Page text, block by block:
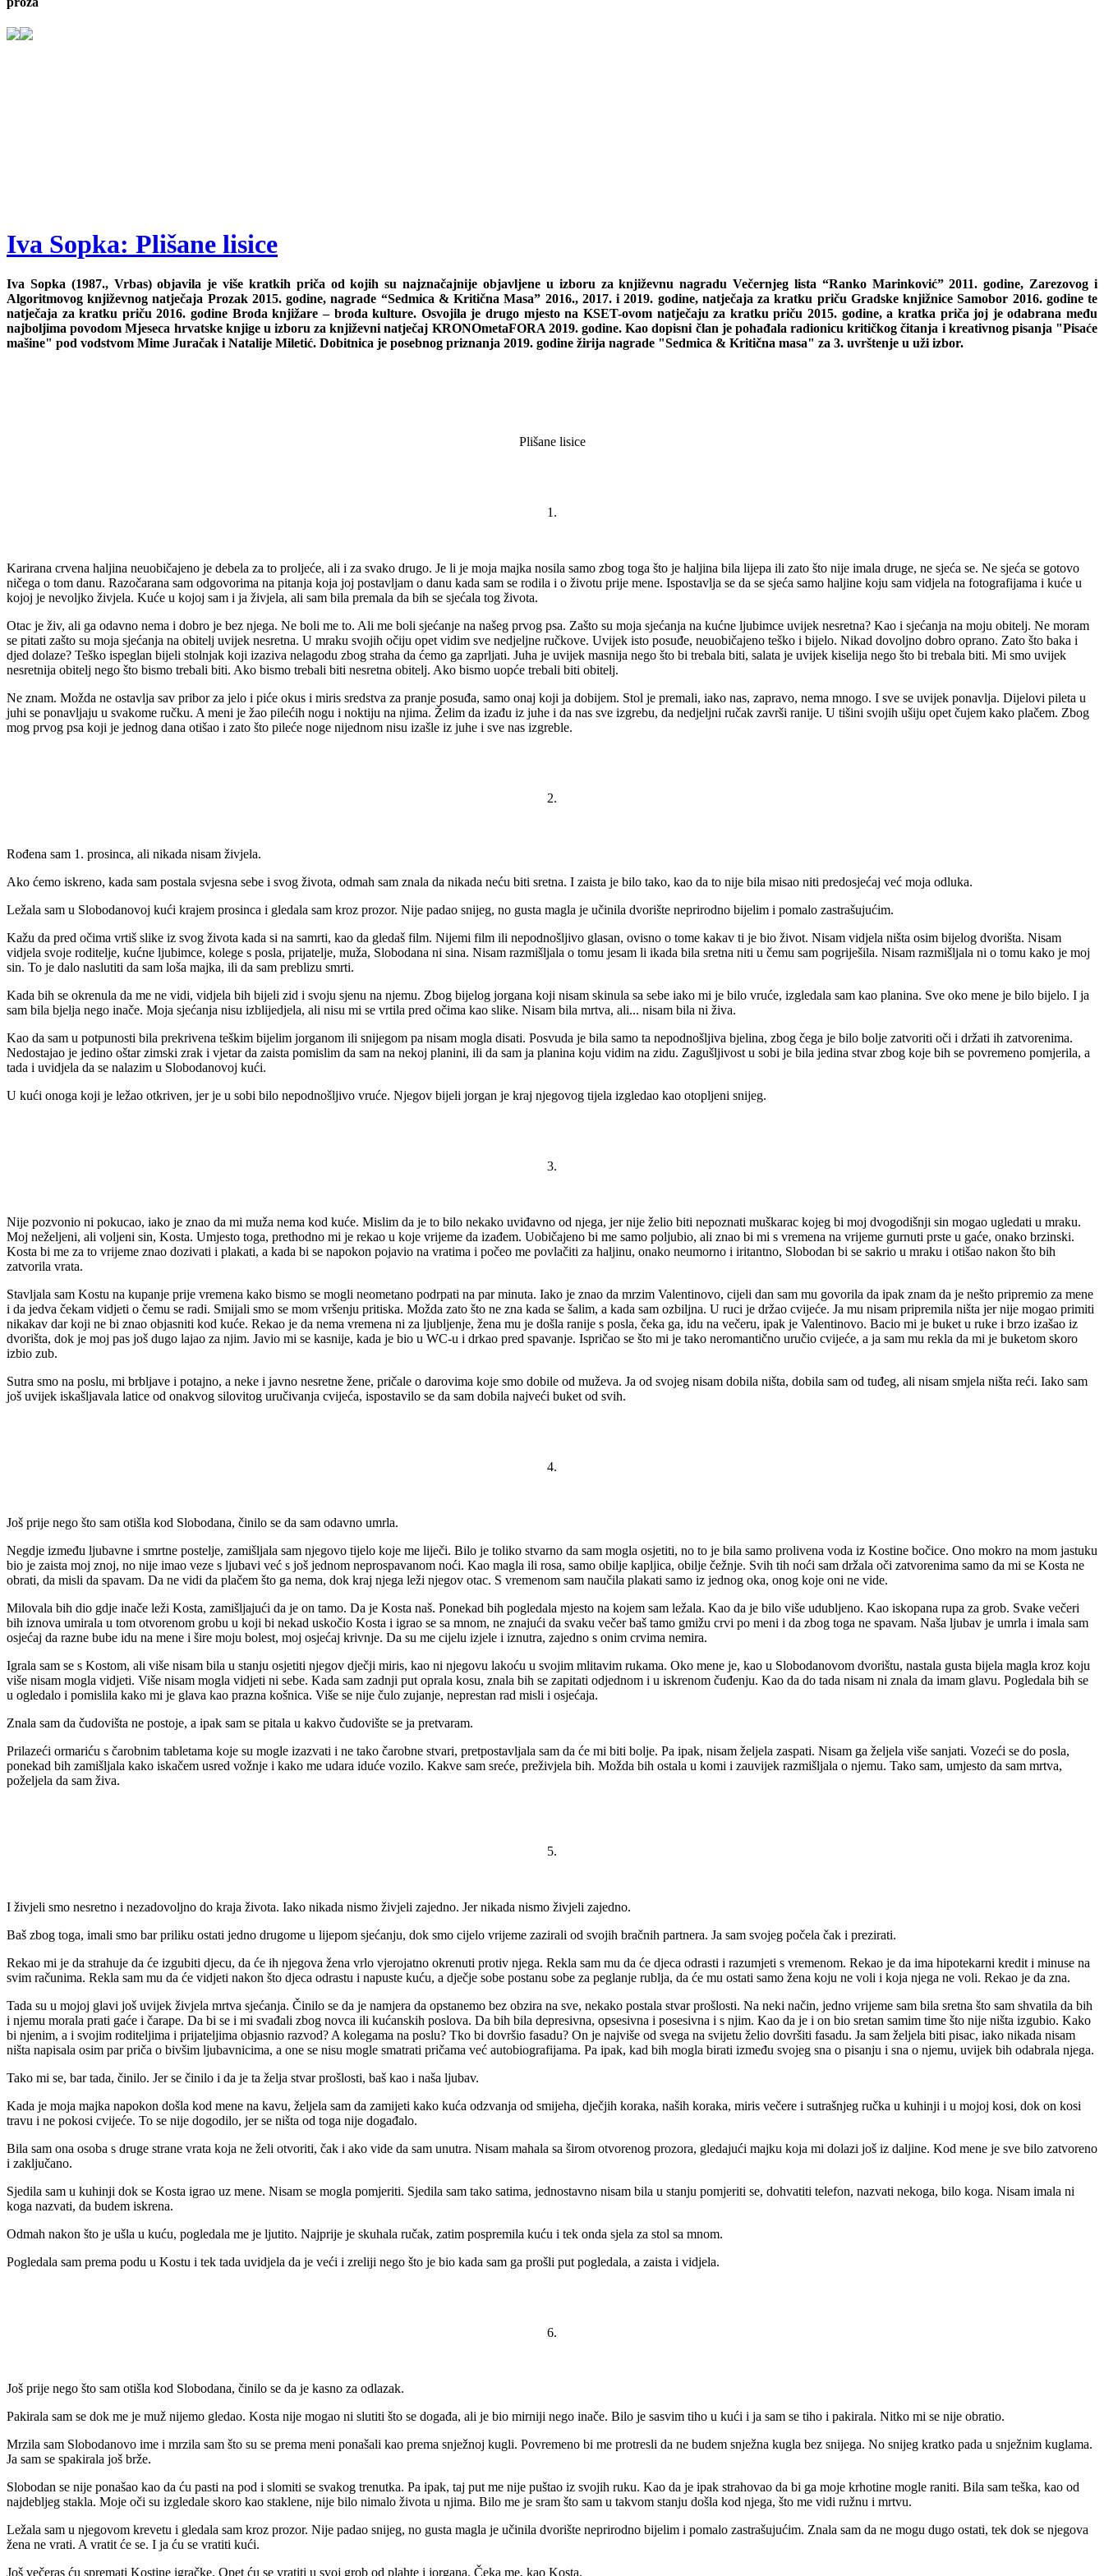
Iva Sopka: Plišane lisice
Iva Sopka (1987., Vrbas) objavila je više kratkih priča od kojih su najznačajnije objavljene u izboru za književnu nagradu Večernjeg lista “Ranko Marinković” 2011. godine, Zarezovog i
Algoritmovog književnog natječaja Prozak 2015. godine, nagrade “Sedmica & Kritična Masa” 2016., 2017. i 2019. godine, natječaja za kratku priču Gradske knjižnice Samobor 2016. godine te
natječaja za kratku priču 2016. godine Broda knjižare – broda kulture. Osvojila je drugo mjesto na KSET-ovom natječaju za kratku priču 2015. godine, a kratka priča joj je odabrana među
najboljima povodom Mjeseca hrvatske knjige u izboru za književni natječaj KRONOmetaFORA 2019. godine. Kao dopisni član je pohađala radionicu kritičkog čitanja i kreativnog pisanja "Pisaće
mašine" pod vodstvom Mime Juračak i Natalije Miletić. Dobitnica je posebnog priznanja 2019. godine žirija nagrade "Sedmica & Kritična masa" za 3. uvrštenje u uži izbor.
Plišane lisice
1.
Karirana crvena haljina neuobičajeno je debela za to proljeće, ali i za svako drugo. Je li je moja majka nosila samo zbog toga što je haljina bila lijepa ili zato što nije imala druge, ne sjeća se. Ne sjeća se gotovo
ničega o tom danu. Razočarana sam odgovorima na pitanja koja joj postavljam o danu kada sam se rodila i o životu prije mene. Ispostavlja se da se sjeća samo haljine koju sam vidjela na fotografijama i kuće u
kojoj je nevoljko živjela. Kuće u kojoj sam i ja živjela, ali sam bila premala da bih se sjećala tog života.
Otac je živ, ali ga odavno nema i dobro je bez njega. Ne boli me to. Ali me boli sjećanje na našeg prvog psa. Zašto su moja sjećanja na kućne ljubimce uvijek nesretna? Kao i sjećanja na moju obitelj. Ne moram
se pitati zašto su moja sjećanja na obitelj uvijek nesretna. U mraku svojih očiju opet vidim sve nedjeljne ručkove. Uvijek isto posuđe, neuobičajeno teško i bijelo. Nikad dovoljno dobro oprano. Zato što baka i
djed dolaze? Teško ispeglan bijeli stolnjak koji izaziva nelagodu zbog straha da ćemo ga zaprljati. Juha je uvijek masnija nego što bi trebala biti, salata je uvijek kiselija nego što bi trebala biti. Mi smo uvijek
nesretnija obitelj nego što bismo trebali biti. Ako bismo trebali biti nesretna obitelj. Ako bismo uopće trebali biti obitelj.
Ne znam. Možda ne ostavlja sav pribor za jelo i piće okus i miris sredstva za pranje posuđa, samo onaj koji ja dobijem. Stol je premali, iako nas, zapravo, nema mnogo. I sve se uvijek ponavlja. Dijelovi pileta u
juhi se ponavljaju u svakome ručku. A meni je žao pilećih nogu i noktiju na njima. Želim da izađu iz juhe i da nas sve izgrebu, da nedjeljni ručak završi ranije. U tišini svojih ušiju opet čujem kako plačem. Zbog
mog prvog psa koji je jednog dana otišao i zato što pileće noge nijednom nisu izašle iz juhe i sve nas izgreble.
2.
Rođena sam 1. prosinca, ali nikada nisam živjela.
Ako ćemo iskreno, kada sam postala svjesna sebe i svog života, odmah sam znala da nikada neću biti sretna. I zaista je bilo tako, kao da to nije bila misao niti predosjećaj već moja odluka.
Ležala sam u Slobodanovoj kući krajem prosinca i gledala sam kroz prozor. Nije padao snijeg, no gusta magla je učinila dvorište neprirodno bijelim i pomalo zastrašujućim.
Kažu da pred očima vrtiš slike iz svog života kada si na samrti, kao da gledaš film. Nijemi film ili nepodnošljivo glasan, ovisno o tome kakav ti je bio život. Nisam vidjela ništa osim bijelog dvorišta. Nisam
vidjela svoje roditelje, kućne ljubimce, kolege s posla, prijatelje, muža, Slobodana ni sina. Nisam razmišljala o tomu jesam li ikada bila sretna niti u čemu sam pogriješila. Nisam razmišljala ni o tomu kako je moj
sin. To je dalo naslutiti da sam loša majka, ili da sam preblizu smrti.
Kada bih se okrenula da me ne vidi, vidjela bih bijeli zid i svoju sjenu na njemu. Zbog bijelog jorgana koji nisam skinula sa sebe iako mi je bilo vruće, izgledala sam kao planina. Sve oko mene je bilo bijelo. I ja
sam bila bjelja nego inače. Moja sjećanja nisu izblijedjela, ali nisu mi se vrtila pred očima kao slike. Nisam bila mrtva, ali... nisam bila ni živa.
Kao da sam u potpunosti bila prekrivena teškim bijelim jorganom ili snijegom pa nisam mogla disati. Posvuda je bila samo ta nepodnošljiva bjelina, zbog čega je bilo bolje zatvoriti oči i držati ih zatvorenima.
Nedostajao je jedino oštar zimski zrak i vjetar da zaista pomislim da sam na nekoj planini, ili da sam ja planina koju vidim na zidu. Zagušljivost u sobi je bila jedina stvar zbog koje bih se povremeno pomjerila, a
tada i uvidjela da se nalazim u Slobodanovoj kući.
U kući onoga koji je ležao otkriven, jer je u sobi bilo nepodnošljivo vruće. Njegov bijeli jorgan je kraj njegovog tijela izgledao kao otopljeni snijeg.
3.
Nije pozvonio ni pokucao, iako je znao da mi muža nema kod kuće. Mislim da je to bilo nekako uviđavno od njega, jer nije želio biti nepoznati muškarac kojeg bi moj dvogodišnji sin mogao ugledati u mraku.
Moj neželjeni, ali voljeni sin, Kosta. Umjesto toga, prethodno mi je rekao u koje vrijeme da izađem. Uobičajeno bi me samo poljubio, ali znao bi mi s vremena na vrijeme gurnuti prste u gaće, onako brzinski.
Kosta bi me za to vrijeme znao dozivati i plakati, a kada bi se napokon pojavio na vratima i počeo me povlačiti za haljinu, onako neumorno i iritantno, Slobodan bi se sakrio u mraku i otišao nakon što bih
zatvorila vrata.
Stavljala sam Kostu na kupanje prije vremena kako bismo se mogli neometano podrpati na par minuta. Iako je znao da mrzim Valentinovo, cijeli dan sam mu govorila da ipak znam da je nešto pripremio za mene
i da jedva čekam vidjeti o čemu se radi. Smijali smo se mom vršenju pritiska. Možda zato što ne zna kada se šalim, a kada sam ozbiljna. U ruci je držao cvijeće. Ja mu nisam pripremila ništa jer nije mogao primiti
nikakav dar koji ne bi znao objasniti kod kuće. Rekao je da nema vremena ni za ljubljenje, žena mu je došla ranije s posla, čeka ga, idu na večeru, ipak je Valentinovo. Bacio mi je buket u ruke i brzo izašao iz
dvorišta, dok je moj pas još dugo lajao za njim. Javio mi se kasnije, kada je bio u WC-u i drkao pred spavanje. Ispričao se što mi je tako neromantično uručio cvijeće, a ja sam mu rekla da mi je buketom skoro
izbio zub.
Sutra smo na poslu, mi brbljave i potajno, a neke i javno nesretne žene, pričale o darovima koje smo dobile od muževa. Ja od svojeg nisam dobila ništa, dobila sam od tuđeg, ali nisam smjela ništa reći. Iako sam
još uvijek iskašljavala latice od onakvog silovitog uručivanja cvijeća, ispostavilo se da sam dobila najveći buket od svih.
4.
Još prije nego što sam otišla kod Slobodana, činilo se da sam odavno umrla.
Negdje između ljubavne i smrtne postelje, zamišljala sam njegovo tijelo koje me liječi. Bilo je toliko stvarno da sam mogla osjetiti, no to je bila samo prolivena voda iz Kostine bočice. Ono mokro na mom jastuku
bio je zaista moj znoj, no nije imao veze s ljubavi već s još jednom neprospavanom noći. Kao magla ili rosa, samo obilje kapljica, obilje čežnje. Svih tih noći sam držala oči zatvorenima samo da mi se Kosta ne
obrati, da misli da spavam. Da ne vidi da plačem što ga nema, dok kraj njega leži njegov otac. S vremenom sam naučila plakati samo iz jednog oka, onog koje oni ne vide.
Milovala bih dio gdje inače leži Kosta, zamišljajući da je on tamo. Da je Kosta naš. Ponekad bih pogledala mjesto na kojem sam ležala. Kao da je bilo više udubljeno. Kao iskopana rupa za grob. Svake večeri
bih iznova umirala u tom otvorenom grobu u koji bi nekad uskočio Kosta i igrao se sa mnom, ne znajući da svaku večer baš tamo gmižu crvi po meni i da zbog toga ne spavam. Naša ljubav je umrla i imala sam
osjećaj da razne bube idu na mene i šire moju bolest, moj osjećaj krivnje. Da su me cijelu izjele i iznutra, zajedno s onim crvima nemira.
Igrala sam se s Kostom, ali više nisam bila u stanju osjetiti njegov dječji miris, kao ni njegovu lakoću u svojim mlitavim rukama. Oko mene je, kao u Slobodanovom dvorištu, nastala gusta bijela magla kroz koju
više nisam mogla vidjeti. Više nisam mogla vidjeti ni sebe. Kada sam zadnji put oprala kosu, znala bih se zapitati odjednom i u iskrenom čuđenju. Kao da do tada nisam ni znala da imam glavu. Pogledala bih se
u ogledalo i pomislila kako mi je glava kao prazna košnica. Više se nije čulo zujanje, neprestan rad misli i osjećaja.
Znala sam da čudovišta ne postoje, a ipak sam se pitala u kakvo čudovište se ja pretvaram.
Prilazeći ormariću s čarobnim tabletama koje su mogle izazvati i ne tako čarobne stvari, pretpostavljala sam da će mi biti bolje. Pa ipak, nisam željela zaspati. Nisam ga željela više sanjati. Vozeći se do posla,
ponekad bih zamišljala kako iskačem usred vožnje i kako me udara iduće vozilo. Kakve sam sreće, preživjela bih. Možda bih ostala u komi i zauvijek razmišljala o njemu. Tako sam, umjesto da sam mrtva,
poželjela da sam živa.
5.
I živjeli smo nesretno i nezadovoljno do kraja života. Iako nikada nismo živjeli zajedno. Jer nikada nismo živjeli zajedno.
Baš zbog toga, imali smo bar priliku ostati jedno drugome u lijepom sjećanju, dok smo cijelo vrijeme zazirali od svojih bračnih partnera. Ja sam svojeg počela čak i prezirati.
Rekao mi je da strahuje da će izgubiti djecu, da će ih njegova žena vrlo vjerojatno okrenuti protiv njega. Rekla sam mu da će djeca odrasti i razumjeti s vremenom. Rekao je da ima hipotekarni kredit i minuse na
svim računima. Rekla sam mu da će vidjeti nakon što djeca odrastu i napuste kuću, a dječje sobe postanu sobe za peglanje rublja, da će mu ostati samo žena koju ne voli i koja njega ne voli. Rekao je da zna.
Tada su u mojoj glavi još uvijek živjela mrtva sjećanja. Činilo se da je namjera da opstanemo bez obzira na sve, nekako postala stvar prošlosti. Na neki način, jedno vrijeme sam bila sretna što sam shvatila da bih
i njemu morala prati gaće i čarape. Da bi se i mi svađali zbog novca ili kućanskih poslova. Da bih bila depresivna, opsesivna i posesivna i s njim. Kao da je i on bio sretan samim time što nije ništa izgubio. Kako
bi njenim, a i svojim roditeljima i prijateljima objasnio razvod? A kolegama na poslu? Tko bi dovršio fasadu? On je najviše od svega na svijetu želio dovršiti fasadu. Ja sam željela biti pisac, iako nikada nisam
ništa napisala osim par priča o bivšim ljubavnicima, a one se nisu mogle smatrati pričama već autobiografijama. Pa ipak, kad bih mogla birati između svojeg sna o pisanju i sna o njemu, uvijek bih odabrala njega.
Tako mi se, bar tada, činilo. Jer se činilo i da je ta želja stvar prošlosti, baš kao i naša ljubav.
Kada je moja majka napokon došla kod mene na kavu, željela sam da zamijeti kako kuća odzvanja od smijeha, dječjih koraka, naših koraka, miris večere i sutrašnjeg ručka u kuhinji i u mojoj kosi, dok on kosi
travu i ne pokosi cvijeće. To se nije dogodilo, jer se ništa od toga nije događalo.
Bila sam ona osoba s druge strane vrata koja ne želi otvoriti, čak i ako vide da sam unutra. Nisam mahala sa širom otvorenog prozora, gledajući majku koja mi dolazi još iz daljine. Kod mene je sve bilo zatvoreno
i zaključano.
Sjedila sam u kuhinji dok se Kosta igrao uz mene. Nisam se mogla pomjeriti. Sjedila sam tako satima, jednostavno nisam bila u stanju pomjeriti se, dohvatiti telefon, nazvati nekoga, bilo koga. Nisam imala ni
koga nazvati, da budem iskrena.
Odmah nakon što je ušla u kuću, pogledala me je ljutito. Najprije je skuhala ručak, zatim pospremila kuću i tek onda sjela za stol sa mnom.
Pogledala sam prema podu u Kostu i tek tada uvidjela da je veći i zreliji nego što je bio kada sam ga prošli put pogledala, a zaista i vidjela.
6.
Još prije nego što sam otišla kod Slobodana, činilo se da je kasno za odlazak.
Pakirala sam se dok me je muž nijemo gledao. Kosta nije mogao ni slutiti što se događa, ali je bio mirniji nego inače. Bilo je sasvim tiho u kući i ja sam se tiho i pakirala. Nitko mi se nije obratio.
Mrzila sam Slobodanovo ime i mrzila sam što su se prema meni ponašali kao prema snježnoj kugli. Povremeno bi me protresli da ne budem snježna kugla bez snijega. No snijeg kratko pada u snježnim kuglama.
Ja sam se spakirala još brže.
Slobodan se nije ponašao kao da ću pasti na pod i slomiti se svakog trenutka. Pa ipak, taj put me nije puštao iz svojih ruku. Kao da je ipak strahovao da bi ga moje krhotine mogle raniti. Bila sam teška, kao od
najdebljeg stakla. Moje oči su izgledale skoro kao staklene, nije bilo nimalo života u njima. Bilo me je sram što sam u takvom stanju došla kod njega, što me vidi ružnu i mrtvu.
Ležala sam u njegovom krevetu i gledala sam kroz prozor. Nije padao snijeg, no gusta magla je učinila dvorište neprirodno bijelim i pomalo zastrašujućim. Znala sam da ne mogu dugo ostati, tek dok se njegova
žena ne vrati. A vratit će se. I ja ću se vratiti kući.
Još večeras ću spremati Kostine igračke. Opet ću se vratiti u svoj grob od plahte i jorgana. Čeka me, kao Kosta.